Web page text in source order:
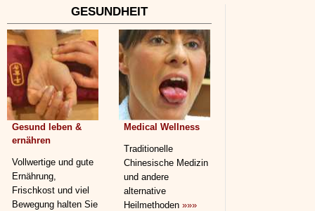
GESUNDHEIT
Gesund leben &
ernähren
Vollwertige und gute
Ernährung,
Frischkost und viel
Bewegung halten Sie
Medical Wellness
Traditionelle
Chinesische Medizin
und andere
alternative
Heilmethoden »»»